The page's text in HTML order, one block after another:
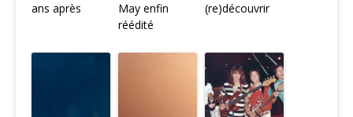
ans après
May enfin
réédité
(re)découvrir